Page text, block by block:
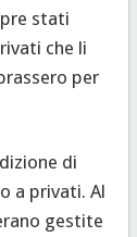
stati
che li
per
di
a privati. Al
gestite